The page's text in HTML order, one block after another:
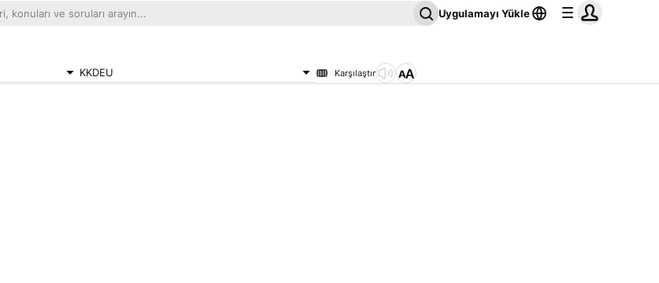
Uygulamayı Yükle
KKDEU Karşılaştır